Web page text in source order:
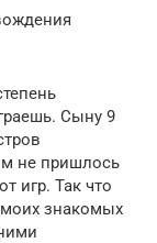
Сыну 9
не пришлось
игр. Так что
моих знакомых